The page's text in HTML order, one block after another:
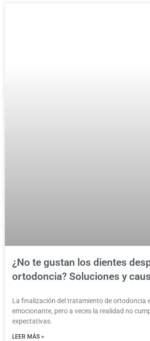
¿No te gustan los dientes
ortodoncia? Soluciones y
La finalización del tratamiento de ortodoncia
emocionante, pero a veces la realidad no
expectativas.
LEER MÁS >